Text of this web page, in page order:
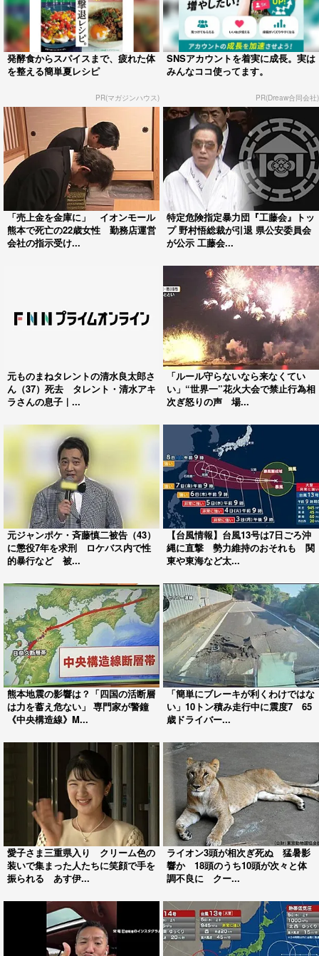
発酵食からスパイスまで、疲れた体
を整える簡単夏レシピ
PR(マガジンハウス)
SNSアカウントを着実に成長。実は
みんなココ使ってます。
PR(Dreaw合同会社)
「売上金を金庫に」 イオンモール
熊本で死亡の22歳女性 勤務店運営
会社の指示受け...
特定危険指定暴力団『工藤会』トッ
プ 野村悟総裁が引退 県公安委員会
が公示 工藤会...
元ものまねタレントの清水良太郎さ
ん（37）死去 タレント・清水アキ
ラさんの息子｜...
「ルール守らないなら来なくてい
い」“世界一”花火大会で禁止行為相
次ぎ怒りの声 場...
元ジャンポケ・斉藤慎二被告（43）
に懲役7年を求刑 ロケバス内で性
的暴行など 被...
【台風情報】台風13号は7日ごろ沖
縄に直撃 勢力維持のおそれも 関
東や東海など太...
熊本地震の影響は？「四国の活断層
は力を蓄え危ない」 専門家が警鐘
《中央構造線》M...
「簡単にブレーキが利くわけではな
い」10トン積み走行中に震度7 65
歳ドライバー...
愛子さま三重県入り クリーム色の
装いで集まった人たちに笑顔で手を
振られる あす伊...
ライオン3頭が相次ぎ死ぬ 猛暑影
響か 18頭のうち10頭が次々と体
調不良に クー...